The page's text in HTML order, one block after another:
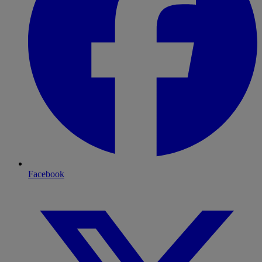
Facebook